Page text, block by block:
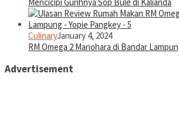
CulinaryJanuary 4, 2024
RM Omega 2 Manohara di Bandar
Advertisement